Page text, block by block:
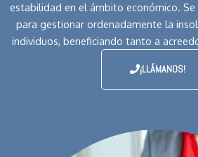
estabilidad en el ámbito económico. Se
para gestionar ordenadamente la
individuos, beneficiando tanto a
¡LLÁMANOS!